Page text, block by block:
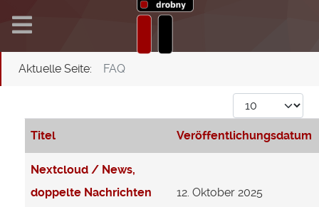
Aktuelle Seite: FAQ
Anzeige #
Beiträge
Titel Veröffentlichungsdatum
Nextcloud / News,
doppelte Nachrichten
12. Oktober 2025